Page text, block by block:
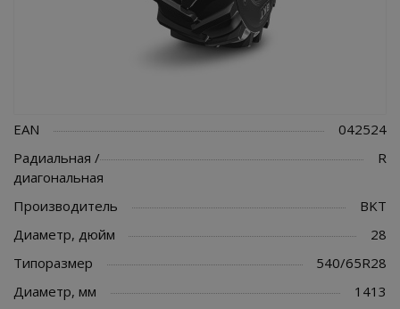
EAN
042524
Радиальная /
диагональная
R
Производитель
BKT
Диаметр, дюйм
28
Типоразмер
540/65R28
Диаметр, мм
1413